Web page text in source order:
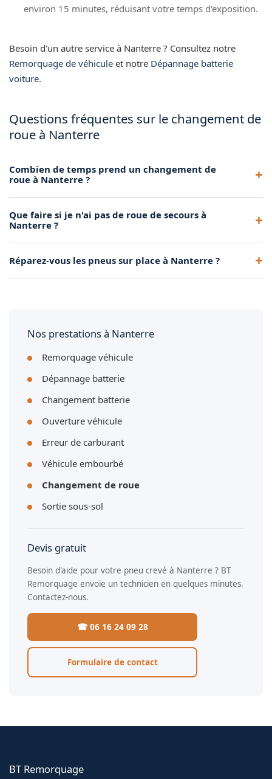
environ 15 minutes, réduisant votre temps d'exposition.
Besoin d'un autre service à Nanterre ? Consultez notre
Remorquage de véhicule et notre Dépannage batterie
voiture.
Questions fréquentes sur le changement de
roue à Nanterre
Combien de temps prend un changement de
roue à Nanterre ?
fois notre technicien sur place. Ce délai inclut la mise en
Que faire si je n'ai pas de roue de secours à
Nanterre ?
nous tentons une réparation par pose de mèche. Si la
crevaison n'est pas réparable, nous remorquons votre
Réparez-vous les pneus sur place à Nanterre ?
jusqu'au centre de pneus.
Nos prestations à Nanterre
Remorquage véhicule
Dépannage batterie
Changement batterie
Ouverture véhicule
Erreur de carburant
Véhicule embourbé
Changement de roue
Sortie sous-sol
Devis gratuit
Besoin d'aide pour votre pneu crevé à Nanterre ? BT
Remorquage envoie un technicien en quelques minutes.
Contactez-nous.
☎ 06 16 24 09 28
Formulaire de contact
BT Remorquage